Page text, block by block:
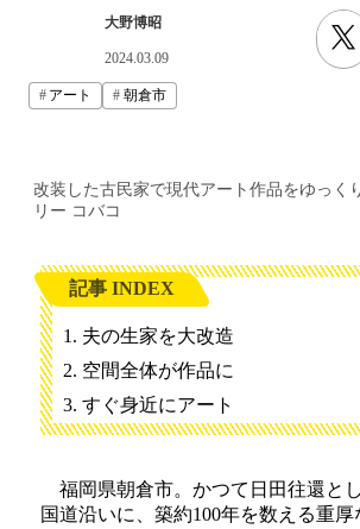
大野博昭
2024.03.09
アート 朝倉市
改装した古民家で現代アート作品をゆっく
リー コバコ
記事 INDEX
夫の生家を大改造
空間全体が作品に
すぐ身近にアート
福岡県朝倉市。かつて日田往還と
国道沿いに、築約100年を数える重